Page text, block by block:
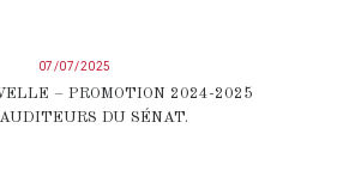
07/07/2025
– PROMOTION 2024-2025
DU SÉNAT.